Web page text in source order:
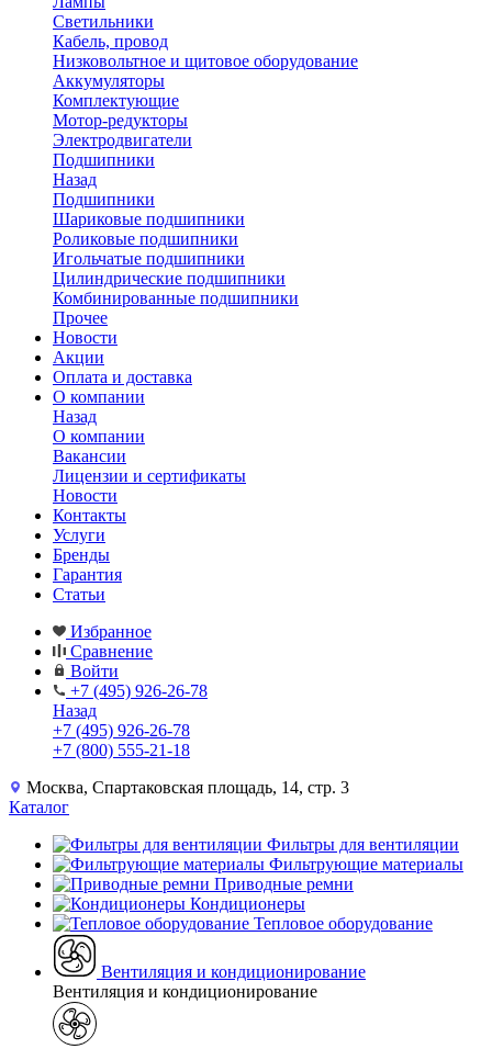
Светильники
Кабель, провод
Низковольтное и щитовое оборудование
Аккумуляторы
Комплектующие
Мотор-редукторы
Электродвигатели
Подшипники
Назад
Подшипники
Шариковые подшипники
Роликовые подшипники
Игольчатые подшипники
Цилиндрические подшипники
Комбинированные подшипники
Прочее
Новости
Акции
Оплата и доставка
О компании
Назад
О компании
Вакансии
Лицензии и сертификаты
Новости
Контакты
Услуги
Бренды
Гарантия
Статьи
Избранное
Сравнение
Войти
+7 (495) 926-26-78
Назад
+7 (495) 926-26-78
+7 (800) 555-21-18
Москва, Спартаковская площадь, 14, стр. 3
Каталог
Фильтры для вентиляции
Фильтрующие материалы
Приводные ремни
Кондиционеры
Тепловое оборудование
Вентиляция и кондиционирование
Вентиляция и кондиционирование